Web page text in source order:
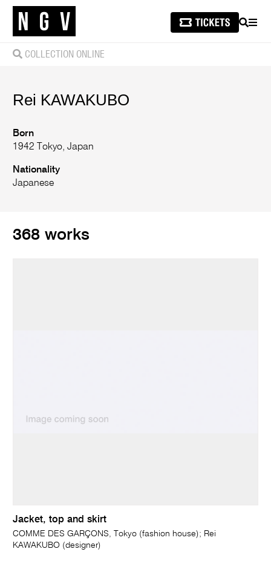
SEARCH
COLLECTION ONLINE
Rei KAWAKUBO
Born
1942 Tokyo, Japan
Nationality
Japanese
368 works
Jacket, top and skirt
COMME DES GARÇONS, Tokyo (fashion house); Rei
KAWAKUBO (designer)